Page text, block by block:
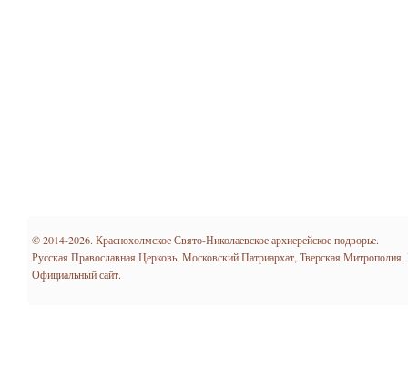
© 2014-2026. Краснохолмское Свято-Николаевское архиерейское подворье.
Русская Православная Церковь, Московский Патриархат, Тверская
Официальный сайт.